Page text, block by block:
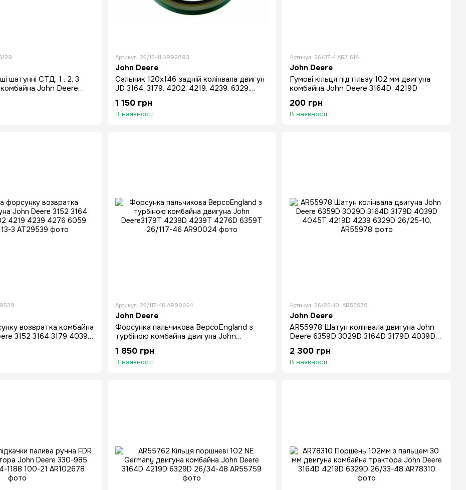
шатунні СТД, 1 , 2, 3
John Deere
Артикул: 26/13-11 AR92893
John Deere
Сальник 120x146 задній колінвала двигун
JD 3164, 3179, 4202, 4219, 4239, 6329,
1 150 грн
В наявності
Артикул: 26/37-4 AR71618
John Deere
Гумові кільця під гільзу 102 мм двигуна
комбайна John Deere 3164D, 4219D
200 грн
В наявності
возвратка комбайна
3152 3164 3179 4039
6059 6359
Артикул: 26/117-46 AR90024
John Deere
Форсунка пальчикова BepcoEngland з
турбіною комбайна двигуна John
Deere3179T 4239D 4239T 4276D 6359T
1 850 грн
В наявності
Артикул: 26/25-10, AR55978
John Deere
AR55978 Шатун колінвала двигуна John
Deere 6359D 3029D 3164D 3179D 4039D
4045T 4219D 4239 6329D
2 300 грн
В наявності